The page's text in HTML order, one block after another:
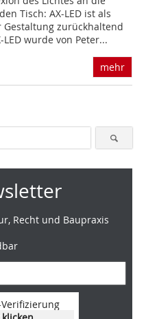
Tisch: AX-LED ist als
Gestaltung zurückhaltend
wurde von Peter...
mehr
Recht und Baupraxis